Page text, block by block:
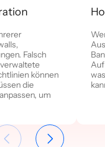
Falsch
können
die
um